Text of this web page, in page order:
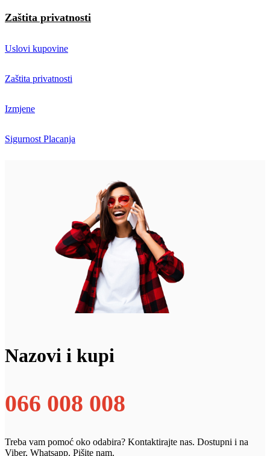
Zaštita privatnosti
Uslovi kupovine
Zaštita privatnosti
Izmjene
Sigurnost Placanja
Nazovi i kupi
066 008 008
Treba vam pomoć oko odabira? Kontaktirajte nas. Dostupni i na
Viber, Whatsapp. Pišite nam.